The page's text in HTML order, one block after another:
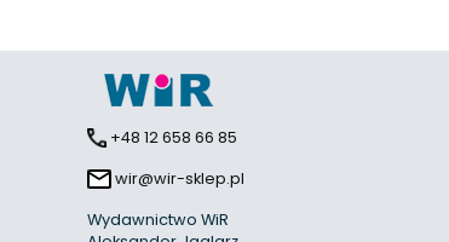
+48 12 658 66 85
wir@wir-sklep.pl
Wydawnictwo WiR